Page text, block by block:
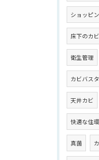
ショッピ
床下のカビ
衛生管理
カビバス
天井カビ
快適な住
真菌